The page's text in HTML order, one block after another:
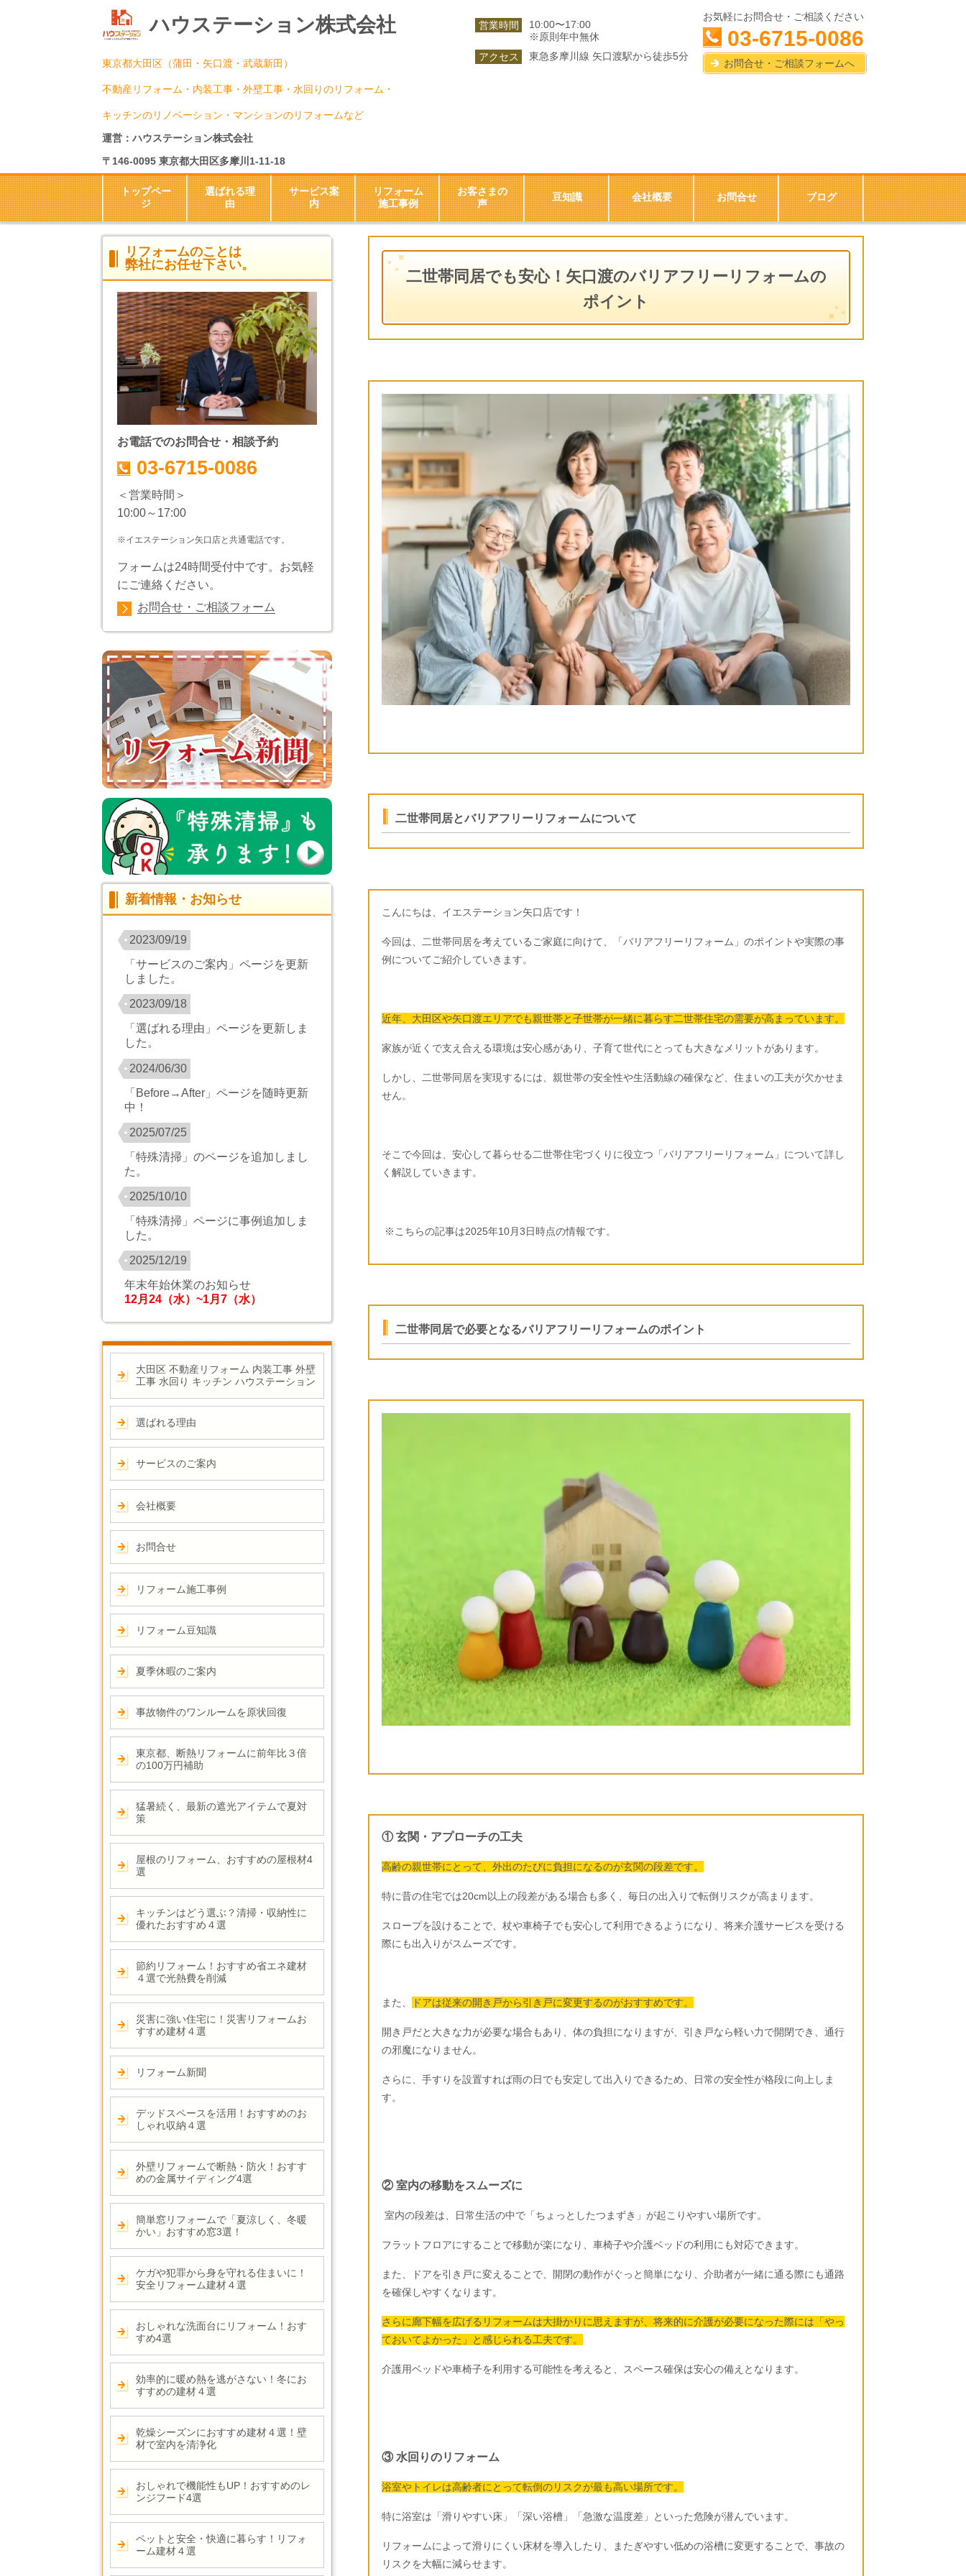
ハウステーション株式会社
東京都大田区（蒲田・矢口渡・武蔵新田）
不動産リフォーム・内装工事・外壁工事・水回りのリフォーム・
キッチンのリノベーション・マンションのリフォームなど
運営：ハウステーション株式会社
〒146-0095 東京都大田区多摩川1-11-18
営業時間
10:00〜17:00
※原則年中無休
アクセス
東急多摩川線 矢口渡駅から徒歩5分
お気軽にお問合せ・ご相談ください
03-6715-0086
お問合せ・ご相談フォームへ
トップペー
ジ
選ばれる理
由
サービス案
内
リフォーム
施工事例
お客さまの
声
豆知識 会社概要 お問合せ ブログ
二世帯同居でも安心！矢口渡のバリアフリーリフォームの
ポイント
二世帯同居とバリアフリーリフォームについて
こんにちは、イエステーション矢口店です！
今回は、二世帯同居を考えているご家庭に向けて、「バリアフリーリフォーム」のポイントや実際の事
例についてご紹介していきます。
近年、大田区や矢口渡エリアでも親世帯と子世帯が一緒に暮らす二世帯住宅の需要が高まっています。
家族が近くで支え合える環境は安心感があり、子育て世代にとっても大きなメリットがあります。
しかし、二世帯同居を実現するには、親世帯の安全性や生活動線の確保など、住まいの工夫が欠かせま
せん。
そこで今回は、安心して暮らせる二世帯住宅づくりに役立つ「バリアフリーリフォーム」について詳し
く解説していきます。
※こちらの記事は2025年10月3日時点の情報です。
二世帯同居で必要となるバリアフリーリフォームのポイント
① 玄関・アプローチの工夫
高齢の親世帯にとって、外出のたびに負担になるのが玄関の段差です。
特に昔の住宅では20cm以上の段差がある場合も多く、毎日の出入りで転倒リスクが高まります。
スロープを設けることで、杖や車椅子でも安心して利用できるようになり、将来介護サービスを受ける
際にも出入りがスムーズです。
また、 ドアは従来の開き戸から引き戸に変更するのがおすすめです。
開き戸だと大きな力が必要な場合もあり、体の負担になりますが、引き戸なら軽い力で開閉でき、通行
の邪魔になりません。
さらに、手すりを設置すれば雨の日でも安定して出入りできるため、日常の安全性が格段に向上しま
す。
② 室内の移動をスムーズに
室内の段差は、日常生活の中で「ちょっとしたつまずき」が起こりやすい場所です。
フラットフロアにすることで移動が楽になり、車椅子や介護ベッドの利用にも対応できます。
また、ドアを引き戸に変えることで、開閉の動作がぐっと簡単になり、介助者が一緒に通る際にも通路
を確保しやすくなります。
さらに廊下幅を広げるリフォームは大掛かりに思えますが、将来的に介護が必要になった際には「やっ
ておいてよかった」と感じられる工夫です。
介護用ベッドや車椅子を利用する可能性を考えると、スペース確保は安心の備えとなります。
③ 水回りのリフォーム
浴室やトイレは高齢者にとって転倒のリスクが最も高い場所です。
特に浴室は「滑りやすい床」「深い浴槽」「急激な温度差」といった危険が潜んでいます。
リフォームによって滑りにくい床材を導入したり、またぎやすい低めの浴槽に変更することで、事故の
リスクを大幅に減らせます。
リフォームのことは
弊社にお任せ下さい。
お電話でのお問合せ・相談予約
03-6715-0086
＜営業時間＞
10:00～17:00
※イエステーション矢口店と共通電話です。
フォームは24時間受付中です。お気軽
にご連絡ください。
お問合せ・ご相談フォーム
新着情報・お知らせ
2023/09/19
「サービスのご案内」ページを更新
しました。
2023/09/18
「選ばれる理由」ページを更新しま
した。
2024/06/30
「Before→After」ページを随時更新
中！
2025/07/25
「特殊清掃」のページを追加しまし
た。
2025/10/10
「特殊清掃」ページに事例追加しま
した。
2025/12/19
年末年始休業のお知らせ
12月24（水）~1月7（水）
大田区 不動産リフォーム 内装工事 外壁
工事 水回り キッチン ハウステーション
選ばれる理由
サービスのご案内
会社概要
お問合せ
リフォーム施工事例
リフォーム豆知識
夏季休暇のご案内
事故物件のワンルームを原状回復
東京都、断熱リフォームに前年比３倍
の100万円補助
猛暑続く、最新の遮光アイテムで夏対
策
屋根のリフォーム、おすすめの屋根材4
選
キッチンはどう選ぶ？清掃・収納性に
優れたおすすめ４選
節約リフォーム！おすすめ省エネ建材
４選で光熱費を削減
災害に強い住宅に！災害リフォームお
すすめ建材４選
リフォーム新聞
デッドスペースを活用！おすすめのお
しゃれ収納４選
外壁リフォームで断熱・防火！おすす
めの金属サイディング4選
簡単窓リフォームで「夏涼しく、冬暖
かい」おすすめ窓3選！
ケガや犯罪から身を守れる住まいに！
安全リフォーム建材４選
おしゃれな洗面台にリフォーム！おす
すめ4選
効率的に暖め熱を逃がさない！冬にお
すすめの建材４選
乾燥シーズンにおすすめ建材４選！壁
材で室内を清浄化
おしゃれで機能性もUP！おすすめのレ
ンジフード4選
ペットと安全・快適に暮らす！リフォ
ーム建材４選